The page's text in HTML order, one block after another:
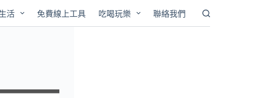
活 免費線上工具 吃喝玩樂 聯絡我們